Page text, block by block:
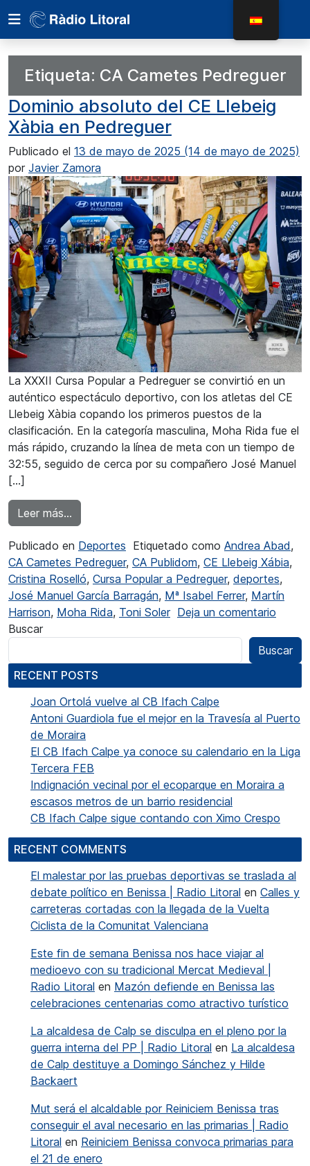
Etiqueta: CA Cametes Pedreguer
Dominio absoluto del CE Llebeig
Xàbia en Pedreguer
Publicado el 13 de mayo de 2025 (14 de mayo de 2025)
por Javier Zamora
La XXXII Cursa Popular a Pedreguer se convirtió en un
auténtico espectáculo deportivo, con los atletas del CE
Llebeig Xàbia copando los primeros puestos de la
clasificación. En la categoría masculina, Moha Rida fue el
más rápido, cruzando la línea de meta con un tiempo de
32:55, seguido de cerca por su compañero José Manuel
[…]
Leer más…
Publicado en Deportes Etiquetado como Andrea Abad,
CA Cametes Pedreguer, CA Publidom, CE Llebeig Xábia,
Cristina Roselló, Cursa Popular a Pedreguer, deportes,
José Manuel García Barragán, Mª Isabel Ferrer, Martín
Harrison, Moha Rida, Toni Soler Deja un comentario
Buscar
Buscar
RECENT POSTS
Joan Ortolá vuelve al CB Ifach Calpe
Antoni Guardiola fue el mejor en la Travesía al Puerto
de Moraira
El CB Ifach Calpe ya conoce su calendario en la Liga
Tercera FEB
Indignación vecinal por el ecoparque en Moraira a
escasos metros de un barrio residencial
CB Ifach Calpe sigue contando con Ximo Crespo
RECENT COMMENTS
El malestar por las pruebas deportivas se traslada al
debate político en Benissa | Radio Litoral en Calles y
carreteras cortadas con la llegada de la Vuelta
Ciclista de la Comunitat Valenciana
Este fin de semana Benissa nos hace viajar al
medioevo con su tradicional Mercat Medieval |
Radio Litoral en Mazón defiende en Benissa las
celebraciones centenarias como atractivo turístico
La alcaldesa de Calp se disculpa en el pleno por la
guerra interna del PP | Radio Litoral en La alcaldesa
de Calp destituye a Domingo Sánchez y Hilde
Backaert
Mut será el alcaldable por Reiniciem Benissa tras
conseguir el aval necesario en las primarias | Radio
Litoral en Reiniciem Benissa convoca primarias para
el 21 de enero